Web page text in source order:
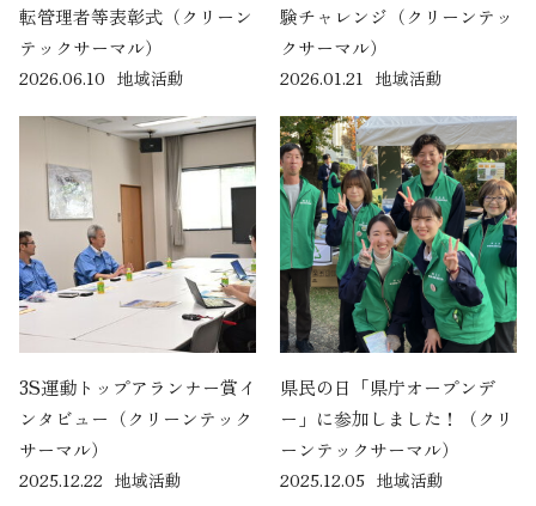
転管理者等表彰式（クリーン
テックサーマル）
2026.06.10 地域活動
験チャレンジ（クリーンテッ
クサーマル）
2026.01.21 地域活動
3S運動トップアランナー賞イ
ンタビュー（クリーンテック
サーマル）
2025.12.22 地域活動
県民の日「県庁オープンデ
ー」に参加しました！（クリ
ーンテックサーマル）
2025.12.05 地域活動